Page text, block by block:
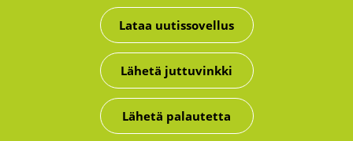
Lataa uutissovellus
Lähetä juttuvinkki
Lähetä palautetta